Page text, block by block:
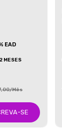
EAD
MESES
Mês
SE